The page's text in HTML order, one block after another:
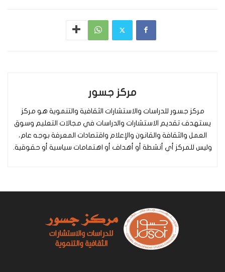
مركز جسور
مركز جسور للدراسات والاستشارات الثقافية والتنموية هو مركز
يستهدف تقديم الاستشارات والدراسات في مجالات التعليم وسوق
العمل والثقافة والقانون والإعلام واقتصادات المعرفة بوجه عام،
وليس للمركز أي أنشطة أو أهداف أو اهتمامات سياسية أو حقوقية.